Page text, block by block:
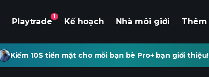
Playtrade
1
Kế hoạch Nhà môi giới Thêm
Kiếm 10$ tiền mặt cho mỗi bạn bè Pro+ bạn giới thiệu!